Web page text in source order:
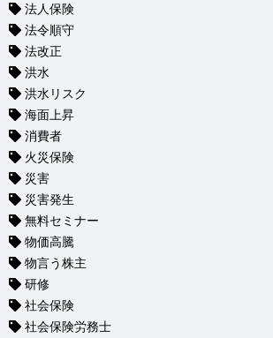
法人保険
法令順守
法改正
洪水
洪水リスク
海面上昇
消費者
火災保険
災害
災害発生
無料セミナー
物価高騰
物言う株主
研修
社会保険
社会保険労務士